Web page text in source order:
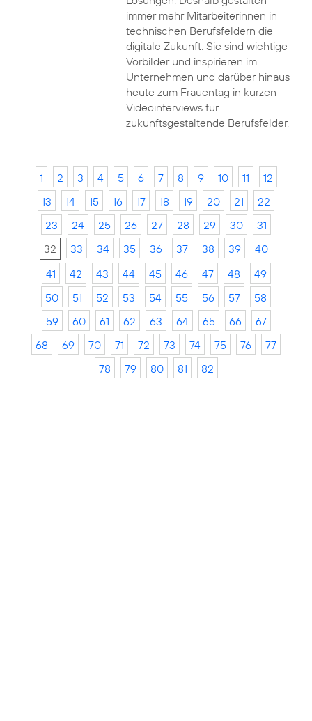
immer mehr Mitarbeiterinnen in
technischen Berufsfeldern die
digitale Zukunft. Sie sind wichtige
Vorbilder und inspirieren im
Unternehmen und darüber hinaus
heute zum Frauentag in kurzen
Videointerviews für
zukunftsgestaltende Berufsfelder.
1 2 3 4 5 6 7 8 9 10 11
12
13
14 15 16 17 18 19 20 21
22
23
24 25 26 27 28 29 30
31
32
33 34 35 36 37 38 39
40
41
42 43 44 45 46 47 48
49
50
51 52 53 54 55 56 57
58
59
60 61 62 63 64 65 66
67
68
69 70 71 72 73 74 75 76
77
78
79 80 81 82